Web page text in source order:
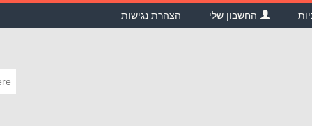
הצהרת נגישות החשבון שלי